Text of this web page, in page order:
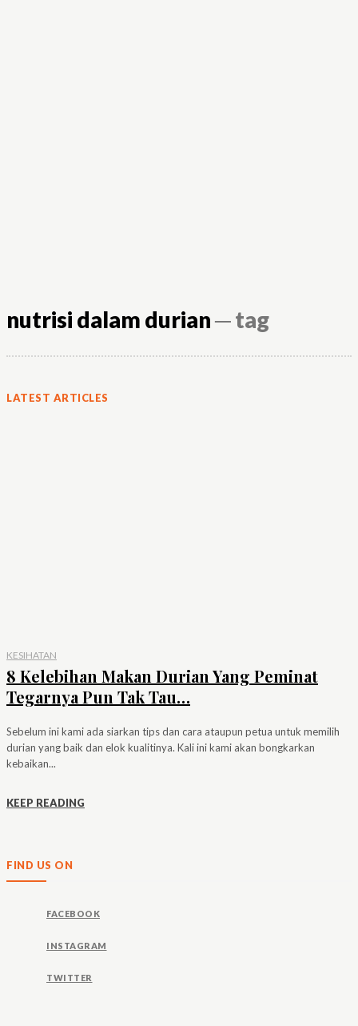
nutrisi dalam durian─ tag
LATEST ARTICLES
KESIHATAN
8 Kelebihan Makan Durian Yang Peminat
Tegarnya Pun Tak Tau…
Sebelum ini kami ada siarkan tips dan cara ataupun petua untuk memilih
durian yang baik dan elok kualitinya. Kali ini kami akan bongkarkan
kebaikan...
KEEP READING
FIND US ON
FACEBOOK
INSTAGRAM
TWITTER